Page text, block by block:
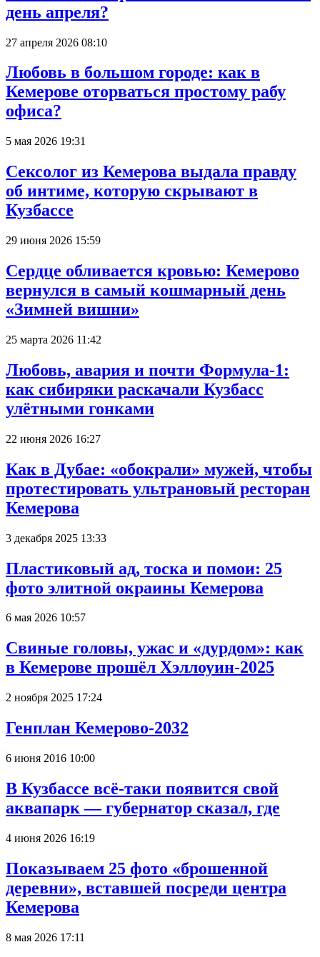
день апреля?
27 апреля 2026 08:10
Любовь в большом городе: как в
Кемерове оторваться простому рабу
офиса?
5 мая 2026 19:31
Сексолог из Кемерова выдала правду
об интиме, которую скрывают в
Кузбассе
29 июня 2026 15:59
Сердце обливается кровью: Кемерово
вернулся в самый кошмарный день
«Зимней вишни»
25 марта 2026 11:42
Любовь, авария и почти Формула-1:
как сибиряки раскачали Кузбасс
улётными гонками
22 июня 2026 16:27
Как в Дубае: «обокрали» мужей, чтобы
протестировать ультрановый ресторан
Кемерова
3 декабря 2025 13:33
Пластиковый ад, тоска и помои: 25
фото элитной окраины Кемерова
6 мая 2026 10:57
Свиные головы, ужас и «дурдом»: как
в Кемерове прошёл Хэллоуин-2025
2 ноября 2025 17:24
Генплан Кемерово-2032
6 июня 2016 10:00
В Кузбассе всё-таки появится свой
аквапарк — губернатор сказал, где
4 июня 2026 16:19
Показываем 25 фото «брошенной
деревни», вставшей посреди центра
Кемерова
8 мая 2026 17:11